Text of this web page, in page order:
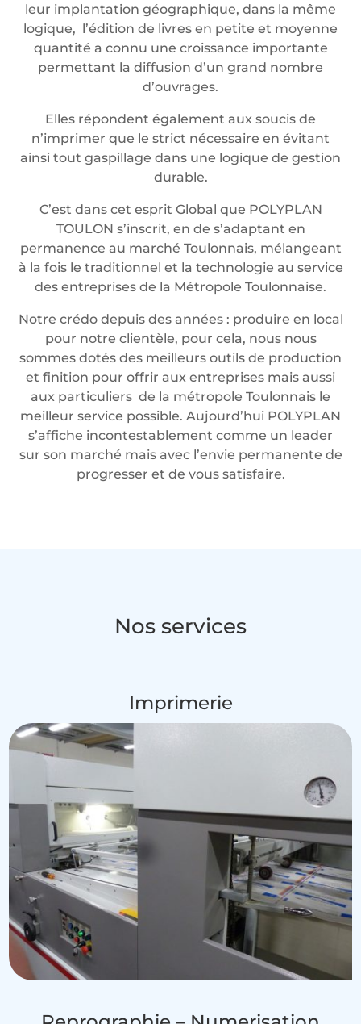
leur implantation géographique, dans la même
logique, l’édition de livres en petite et moyenne
quantité a connu une croissance importante
permettant la diffusion d’un grand nombre
d’ouvrages.
Elles répondent également aux soucis de
n’imprimer que le strict nécessaire en évitant
ainsi tout gaspillage dans une logique de gestion
durable.
C’est dans cet esprit Global que POLYPLAN
TOULON s’inscrit, en de s’adaptant en
permanence au marché Toulonnais, mélangeant
à la fois le traditionnel et la technologie au service
des entreprises de la Métropole Toulonnaise.
Notre crédo depuis des années : produire en local
pour notre clientèle, pour cela, nous nous
sommes dotés des meilleurs outils de production
et finition pour offrir aux entreprises mais aussi
aux particuliers de la métropole Toulonnais le
meilleur service possible. Aujourd’hui POLYPLAN
s’affiche incontestablement comme un leader
sur son marché mais avec l’envie permanente de
progresser et de vous satisfaire.
Nos services
Imprimerie